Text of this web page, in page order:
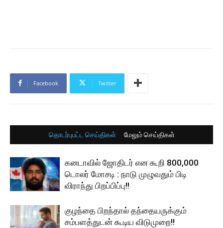
Facebook Twitter
தொடர்புபட்ட செய்திகள் மேலும் செய்திகள்
கனடாவில் ஜோதிடர் என கூறி 800,000
டொலர் மோசடி : நாடு முழுவதும் பிடி
விராந்து பிறப்பிப்பு!!
குழந்தை பிறந்தால் தந்தையருக்கும்
சம்பளத்துடன் கூடிய விடுமுறை!!